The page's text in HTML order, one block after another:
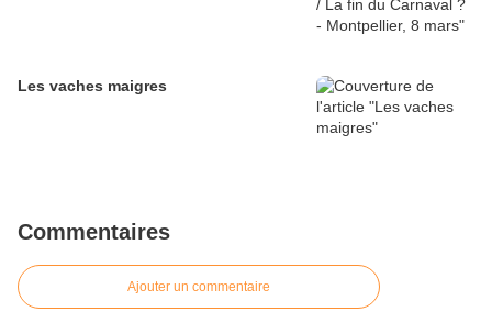
Les vaches maigres
Commentaires
Ajouter un commentaire